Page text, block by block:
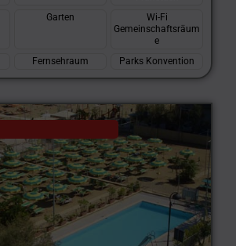
Garten
Wi-Fi
Gemeinschaftsräum
e
Fernsehraum Parks Konvention